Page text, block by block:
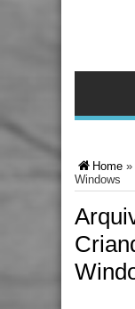
Home »
Windows